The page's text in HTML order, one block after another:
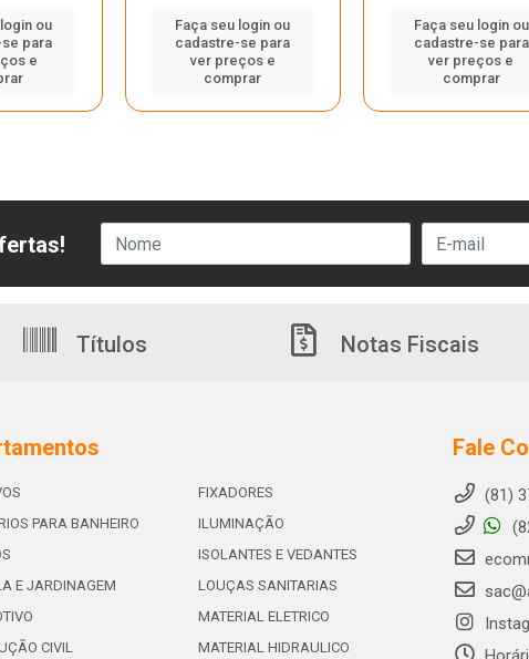
ou
para
e
Faça seu login ou
cadastre-se para
ver preços e
comprar
Faça seu login ou
cadastre-se para
ver preços e
comprar
Títulos Notas Fiscais
PARA BANHEIRO
E JARDINAGEM
CIVIL
FIXADORES
ILUMINAÇÃO
ISOLANTES E VEDANTES
LOUÇAS SANITARIAS
MATERIAL ELETRICO
MATERIAL HIDRAULICO
Fale
(81)